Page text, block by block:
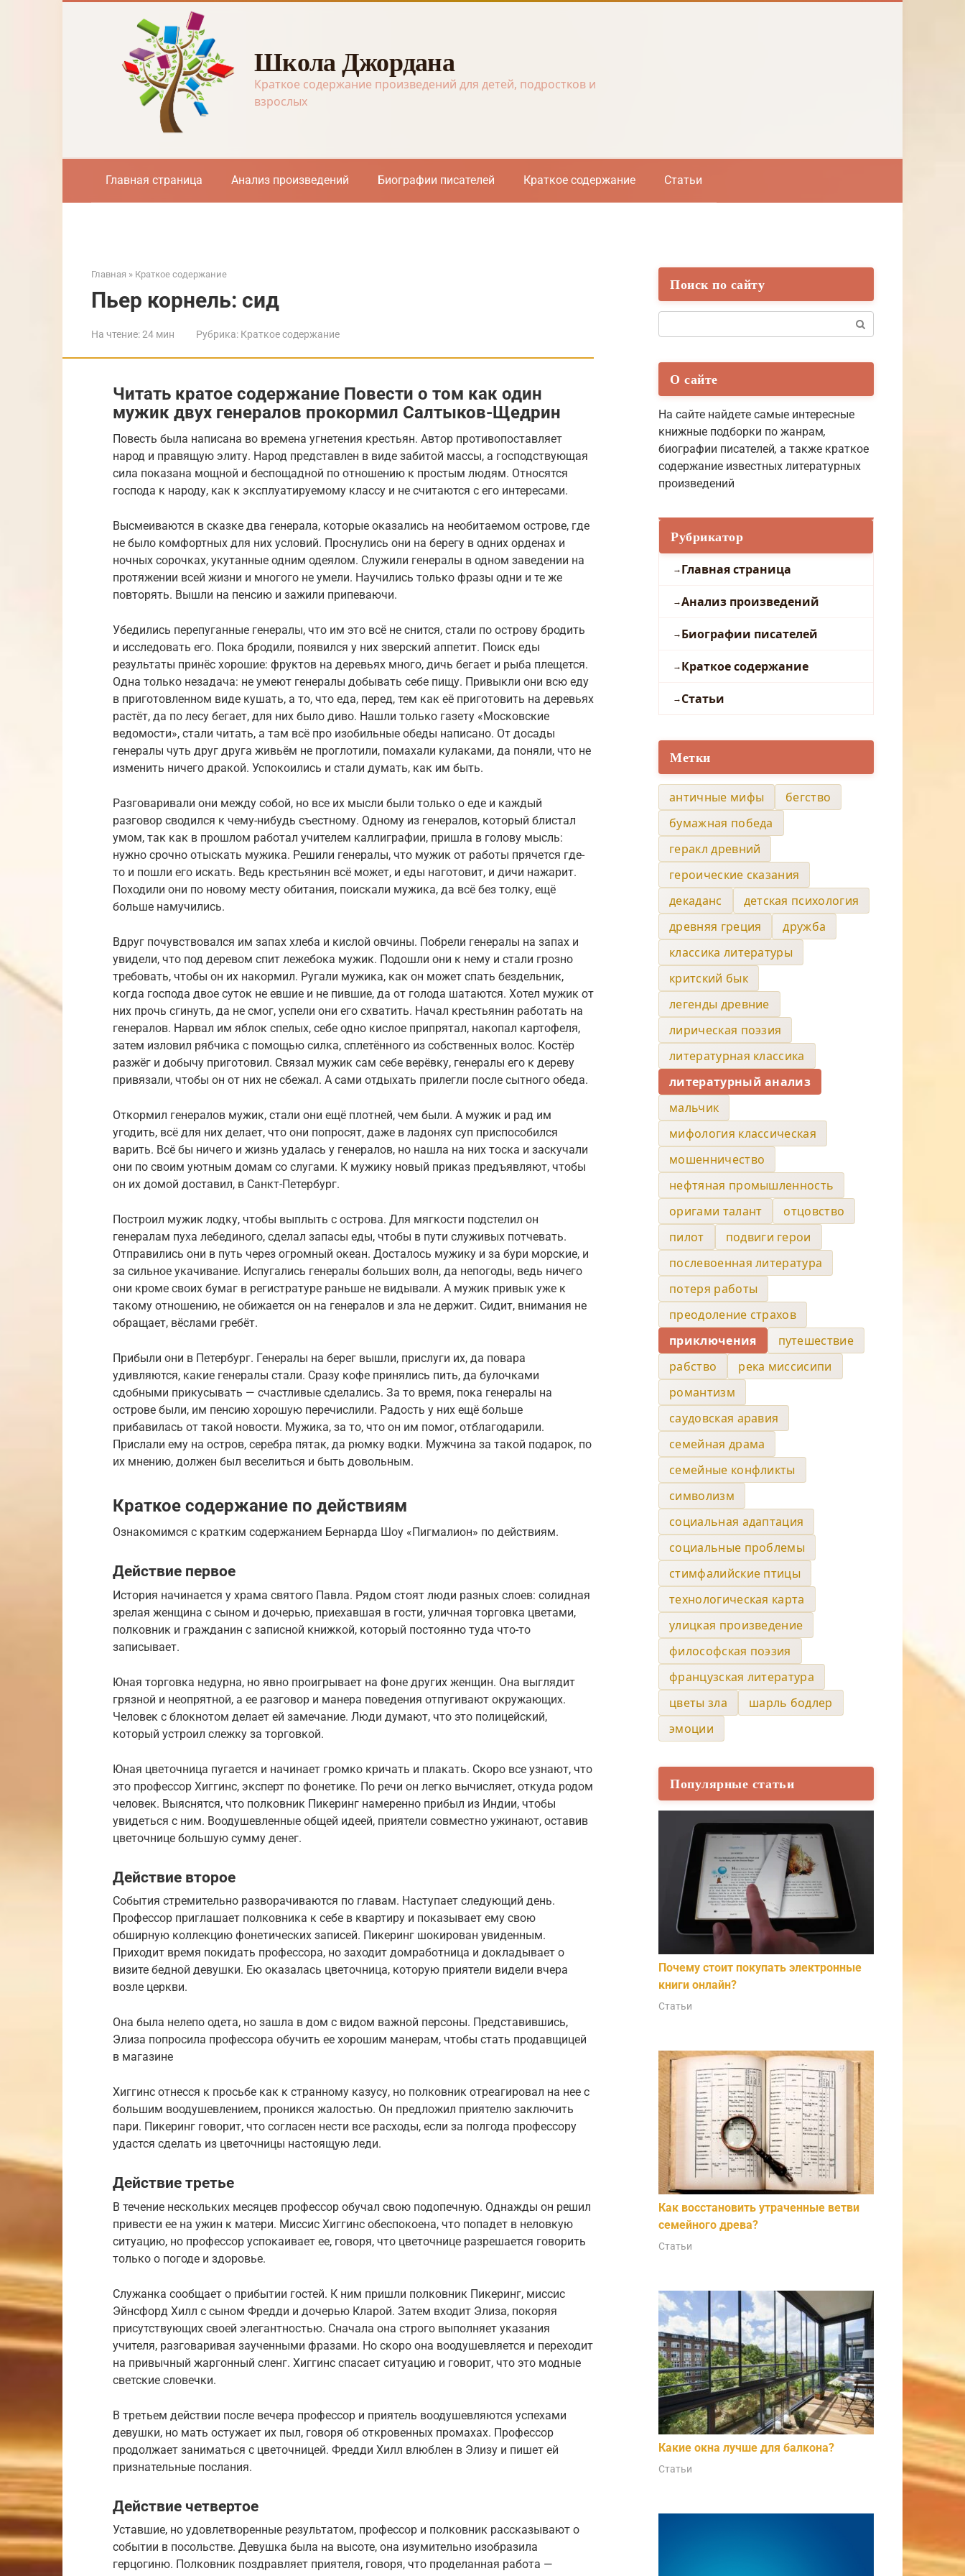
Школа Джордана
Краткое содержание произведений для детей, подростков и
взрослых
Главная страница Анализ произведений Биографии писателей Краткое содержание Статьи
Главная » Краткое содержание
Пьер корнель: сид
На чтение:24 мин Рубрика: Краткое содержание
Читать кратое содержание Повести о том как один
мужик двух генералов прокормил Салтыков-Щедрин
Повесть была написана во времена угнетения крестьян. Автор противопоставляет
народ и правящую элиту. Народ представлен в виде забитой массы, а господствующая
сила показана мощной и беспощадной по отношению к простым людям. Относятся
господа к народу, как к эксплуатируемому классу и не считаются с его интересами.
Высмеиваются в сказке два генерала, которые оказались на необитаемом острове, где
не было комфортных для них условий. Проснулись они на берегу в одних орденах и
ночных сорочках, укутанные одним одеялом. Служили генералы в одном заведении на
протяжении всей жизни и многого не умели. Научились только фразы одни и те же
повторять. Вышли на пенсию и зажили припеваючи.
Убедились перепуганные генералы, что им это всё не снится, стали по острову бродить
и исследовать его. Пока бродили, появился у них зверский аппетит. Поиск еды
результаты принёс хорошие: фруктов на деревьях много, дичь бегает и рыба плещется.
Одна только незадача: не умеют генералы добывать себе пищу. Привыкли они всю еду
в приготовленном виде кушать, а то, что еда, перед, тем как её приготовить на деревьях
растёт, да по лесу бегает, для них было диво. Нашли только газету «Московские
ведомости», стали читать, а там всё про изобильные обеды написано. От досады
генералы чуть друг друга живьём не проглотили, помахали кулаками, да поняли, что не
изменить ничего дракой. Успокоились и стали думать, как им быть.
Разговаривали они между собой, но все их мысли были только о еде и каждый
разговор сводился к чему-нибудь съестному. Одному из генералов, который блистал
умом, так как в прошлом работал учителем каллиграфии, пришла в голову мысль:
нужно срочно отыскать мужика. Решили генералы, что мужик от работы прячется где-
то и пошли его искать. Ведь крестьянин всё может, и еды наготовит, и дичи нажарит.
Походили они по новому месту обитания, поискали мужика, да всё без толку, ещё
больше намучились.
Вдруг почувствовался им запах хлеба и кислой овчины. Побрели генералы на запах и
увидели, что под деревом спит лежебока мужик. Подошли они к нему и стали грозно
требовать, чтобы он их накормил. Ругали мужика, как он может спать бездельник,
когда господа двое суток не евшие и не пившие, да от голода шатаются. Хотел мужик от
них прочь сгинуть, да не смог, успели они его схватить. Начал крестьянин работать на
генералов. Нарвал им яблок спелых, себе одно кислое припрятал, накопал картофеля,
затем изловил рябчика с помощью силка, сплетённого из собственных волос. Костёр
разжёг и добычу приготовил. Связал мужик сам себе верёвку, генералы его к дереву
привязали, чтобы он от них не сбежал. А сами отдыхать прилегли после сытного обеда.
Откормил генералов мужик, стали они ещё плотней, чем были. А мужик и рад им
угодить, всё для них делает, что они попросят, даже в ладонях суп приспособился
варить. Всё бы ничего и жизнь удалась у генералов, но нашла на них тоска и заскучали
они по своим уютным домам со слугами. К мужику новый приказ предъявляют, чтобы
он их домой доставил, в Санкт-Петербург.
Построил мужик лодку, чтобы выплыть с острова. Для мягкости подстелил он
генералам пуха лебединого, сделал запасы еды, чтобы в пути служивых потчевать.
Отправились они в путь через огромный океан. Досталось мужику и за бури морские, и
за сильное укачивание. Испугались генералы больших волн, да непогоды, ведь ничего
они кроме своих бумаг в регистратуре раньше не видывали. А мужик привык уже к
такому отношению, не обижается он на генералов и зла не держит. Сидит, внимания не
обращает, вёслами гребёт.
Прибыли они в Петербург. Генералы на берег вышли, прислуги их, да повара
удивляются, какие генералы стали. Сразу кофе принялись пить, да булочками
сдобными прикусывать — счастливые сделались. За то время, пока генералы на
острове были, им пенсию хорошую перечислили. Радость у них ещё больше
прибавилась от такой новости. Мужика, за то, что он им помог, отблагодарили.
Прислали ему на остров, серебра пятак, да рюмку водки. Мужчина за такой подарок, по
их мнению, должен был веселиться и быть довольным.
Краткое содержание по действиям
Ознакомимся с кратким содержанием Бернарда Шоу «Пигмалион» по действиям.
Действие первое
История начинается у храма святого Павла. Рядом стоят люди разных слоев: солидная
зрелая женщина с сыном и дочерью, приехавшая в гости, уличная торговка цветами,
полковник и гражданин с записной книжкой, который постоянно туда что-то
записывает.
Юная торговка недурна, но явно проигрывает на фоне других женщин. Она выглядит
грязной и неопрятной, а ее разговор и манера поведения отпугивают окружающих.
Человек с блокнотом делает ей замечание. Люди думают, что это полицейский,
который устроил слежку за торговкой.
Юная цветочница пугается и начинает громко кричать и плакать. Скоро все узнают, что
это профессор Хиггинс, эксперт по фонетике. По речи он легко вычисляет, откуда родом
человек. Выяснятся, что полковник Пикеринг намеренно прибыл из Индии, чтобы
увидеться с ним. Воодушевленные общей идеей, приятели совместно ужинают, оставив
цветочнице большую сумму денег.
Действие второе
События стремительно разворачиваются по главам. Наступает следующий день.
Профессор приглашает полковника к себе в квартиру и показывает ему свою
обширную коллекцию фонетических записей. Пикеринг шокирован увиденным.
Приходит время покидать профессора, но заходит домработница и докладывает о
визите бедной девушки. Ею оказалась цветочница, которую приятели видели вчера
возле церкви.
Она была нелепо одета, но зашла в дом с видом важной персоны. Представившись,
Элиза попросила профессора обучить ее хорошим манерам, чтобы стать продавщицей
в магазине
Хиггинс отнесся к просьбе как к странному казусу, но полковник отреагировал на нее с
большим воодушевлением, проникся жалостью. Он предложил приятелю заключить
пари. Пикеринг говорит, что согласен нести все расходы, если за полгода профессору
удастся сделать из цветочницы настоящую леди.
Действие третье
В течение нескольких месяцев профессор обучал свою подопечную. Однажды он решил
привести ее на ужин к матери. Миссис Хиггинс обеспокоена, что попадет в неловкую
ситуацию, но профессор успокаивает ее, говоря, что цветочнице разрешается говорить
только о погоде и здоровье.
Служанка сообщает о прибытии гостей. К ним пришли полковник Пикеринг, миссис
Эйнсфорд Хилл с сыном Фредди и дочерью Кларой. Затем входит Элиза, покоряя
присутствующих своей элегантностью. Сначала она строго выполняет указания
учителя, разговаривая заученными фразами. Но скоро она воодушевляется и переходит
на привычный жаргонный сленг. Хиггинс спасает ситуацию и говорит, что это модные
светские словечки.
В третьем действии после вечера профессор и приятель воодушевляются успехами
девушки, но мать остужает их пыл, говоря об откровенных промахах. Профессор
продолжает заниматься с цветочницей. Фредди Хилл влюблен в Элизу и пишет ей
признательные послания.
Действие четвертое
Уставшие, но удовлетворенные результатом, профессор и полковник рассказывают о
событии в посольстве. Девушка была на высоте, она изумительно изобразила
герцогиню. Полковник поздравляет приятеля, говоря, что проделанная работа —
Поиск по сайту
О сайте
На сайте найдете самые интересные
книжные подборки по жанрам,
биографии писателей, а также краткое
содержание известных литературных
произведений
Рубрикатор
Главная страница
Анализ произведений
Биографии писателей
Краткое содержание
Статьи
Метки
античные мифы
бегство
бумажная победа
геракл древний
героические сказания
декаданс
детская психология
древняя греция
дружба
классика литературы
критский бык
легенды древние
лирическая поэзия
литературная классика
литературный анализ
мальчик
мифология классическая
мошенничество
нефтяная промышленность
оригами талант
отцовство
пилот
подвиги герои
послевоенная литература
потеря работы
преодоление страхов
приключения
путешествие
рабство
река миссисипи
романтизм
саудовская аравия
семейная драма
семейные конфликты
символизм
социальная адаптация
социальные проблемы
стимфалийские птицы
технологическая карта
улицкая произведение
философская поэзия
французская литература
цветы зла
шарль бодлер
эмоции
Популярные статьи
Почему стоит покупать электронные
книги онлайн?
Статьи
Как восстановить утраченные ветви
семейного древа?
Статьи
Какие окна лучше для балкона?
Статьи